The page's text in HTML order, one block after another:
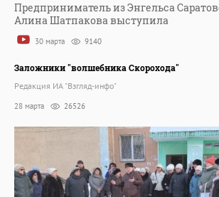
Предприниматель из Энгельса
Алина Шатпакова выступила
30 марта 9140
Заложники "волшебника Скорохода"
Редакция ИА "Взгляд-инфо"
28 марта 26526